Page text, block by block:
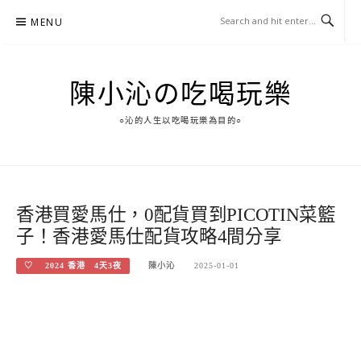
MENU
陳小沁の吃喝玩樂
○沁的人生以吃喝玩樂為目的○
香港買愛馬仕，0配貨買到PICOTIN菜籃
子！香港愛馬仕配貨攻略4間分享
♡ 2024 香港 4天3夜 陳小沁 2025-01-01